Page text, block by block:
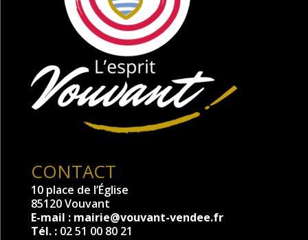
CONTACT
10 place de l’Église
85120 Vouvant
E-mail : mairie@vouvant-vendee.fr
Tél. : 02 51 00 80 21